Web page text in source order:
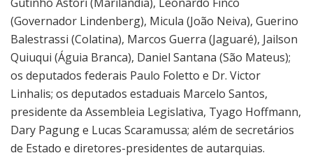
(Governador Lindenberg), Micula (João Neiva), Guerino
Balestrassi (Colatina), Marcos Guerra (Jaguaré), Jailson
Quiuqui (Águia Branca), Daniel Santana (São Mateus);
os deputados federais Paulo Foletto e Dr. Victor
Linhalis; os deputados estaduais Marcelo Santos,
presidente da Assembleia Legislativa, Tyago Hoffmann,
Dary Pagung e Lucas Scaramussa; além de secretários
de Estado e diretores-presidentes de autarquias.